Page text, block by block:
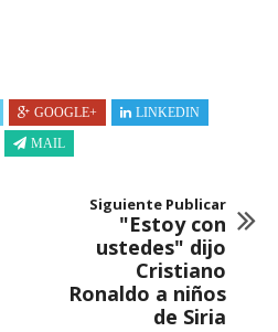
GOOGLE+
LINKEDIN
MAIL
Siguiente Publicar
"Estoy con
ustedes" dijo
Cristiano
Ronaldo a niños
de Siria